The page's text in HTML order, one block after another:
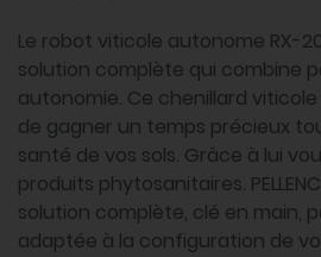
Le robot viticole autonome RX-
solution complète qui combine
autonomie. Ce chenillard
de gagner un temps précieux
santé de vos sols. Grâce à lui
produits phytosanitaires.
solution complète, clé en main,
adaptée à la configuration de